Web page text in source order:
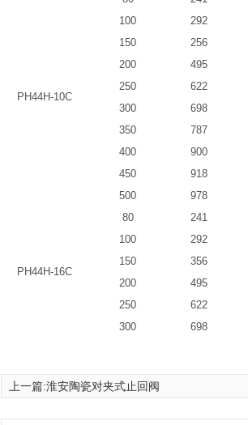
PH44H-10C
100
292
150
256
200
495
250
622
300
698
350
787
400
900
450
918
500
978
PH44H-16C
80 241
100
292
150
356
200
495
250
622
300
698
上一篇:淮安陶瓷对夹式止回阀